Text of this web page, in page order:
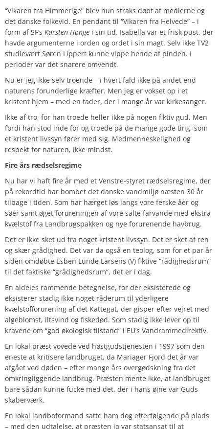
“Vikaren fra Himmerige” blev hun straks døbt af medierne og
det danske folkevid. En pendant til “Vikaren fra Helvede” – i
form af SF’s Karsten Hønge i sin tid. Isabella var et frisk pust, der
havde argumenterne i orden og ordet i sin magt. Selv ikke TV2
studievært Søren Lippert kunne vippe hende af pinden. I
perioder var det snarere omvendt.
Nu er jeg ikke selv troende – i hvert fald ikke på andet end
naturens forunderlige kræfter. Men jeg er vokset op i et
kristent hjem – med en fader, der i mange år var kirkesanger.
Ikke af tro, for han troede heller ikke på nogen fiktiv gud. Men
fordi han stod inde for og troede på de mange gode ting, som
et kristent livssyn fører med sig. Medmenneskelighed og
respekt for naturen, ikke mindst.
Fire års rædselsregime
Nu har vi haft fire år med et Venstre-styret rædselsregime, der
på rekordtid har bombet det danske vandmiljø næsten 30 år
tilbage i tiden. Som har hærget løs langs vore ferske åer og
søer samt øget forureningen af vore salte farvande med ekstra
kvælstof fra Landbrugspakken og nye forurenende havbrug.
Det er ikke sket ud fra noget kristent livssyn. Det er sket af ren
og skær grådighed. Det var da også en teolog, som for et par år
siden omdøbte Esben Lunde Larsens (V) fiktive “rådighedsrum”
til det faktiske “grådighedsrum”, det er i dag.
En aldeles rammende betegnelse, for der eksisterede og
eksisterer stadig ikke noget råderum til yderligere
kvælstofforurening af det Kattegat, der gisper efter vejret med
algeblomst, iltsvind og fiskedød. Som stadig ikke lever op til
kravene om “god økologisk tilstand” i EU’s Vandrammedirektiv.
En lokal præst vovede ved høstgudstjenesten i 1997 som den
eneste at kritisere landbruget, da Mariager Fjord det år var
afgået ved døden – efter mange års overgødskning fra det
omkringliggende landbrug. Præsten mente ikke, at landbruget
bare sådan kunne fucke med det, der i hans øjne var Guds
skaberværk.
En lokal landboformand satte ham dog efterfølgende på plads
– med den udtalelse, at præsten jo var statsansat til at